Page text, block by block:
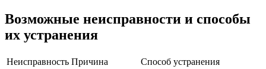
Возможные неисправности и способы
их устранения
Неисправность Причина Способ устранения